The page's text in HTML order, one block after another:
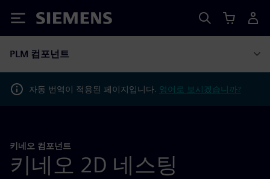
Siemens
PLM 컴포넌트
자동 번역이 적용된 페이지입니다. 영어로 보시겠습니까?
키네오 컴포넌트
키네오 2D 네스팅